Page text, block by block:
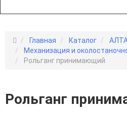
Главная Каталог
Механизация и
Рольганг принимающий
Рольганг